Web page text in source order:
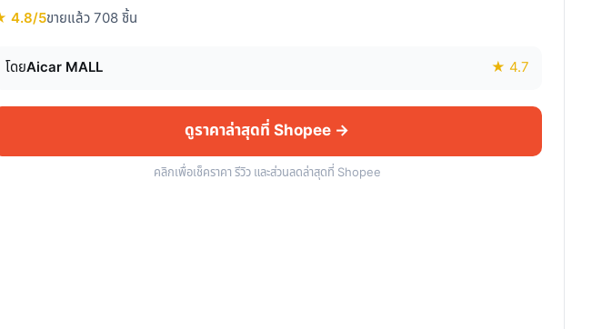
4.8/5ขายแล้ว 708 ชิ้น
โดยAicar MALL ★ 4.7
ดูราคาล่าสุดที่ Shopee →
คลิกเพื่อเช็คราคา รีวิว และส่วนลดล่าสุดที่ Shopee